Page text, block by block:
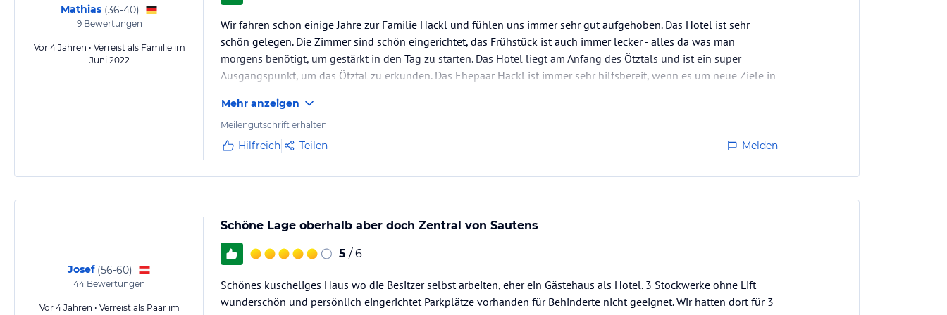
Mathias (36-40)
9Bewertungen
Vor 4 Jahren • Verreist als Familie im
Juni 2022
Wir fahren schon einige Jahre zur Familie Hackl und fühlen uns immer sehr gut aufgehoben. Das Hotel ist sehr
schön gelegen. Die Zimmer sind schön eingerichtet, das Frühstück ist auch immer lecker - alles da was man
morgens benötigt, um gestärkt in den Tag zu starten. Das Hotel liegt am Anfang des Ötztals und ist ein super
Ausgangspunkt, um das Ötztal zu erkunden. Das Ehepaar Hackl ist immer sehr hilfsbereit, wenn es um neue Ziele in
Mehr anzeigen
Meilengutschrift erhalten
Hilfreich Teilen Melden
Josef (56-60)
44 Bewertungen
Vor 4 Jahren • Verreist als Paar im
Schöne Lage oberhalb aber doch Zentral von Sautens
5 / 6
Schönes kuscheliges Haus wo die Besitzer selbst arbeiten, eher ein Gästehaus als Hotel. 3 Stockwerke ohne Lift
wunderschön und persönlich eingerichtet Parkplätze vorhanden für Behinderte nicht geeignet. Wir hatten dort für 3